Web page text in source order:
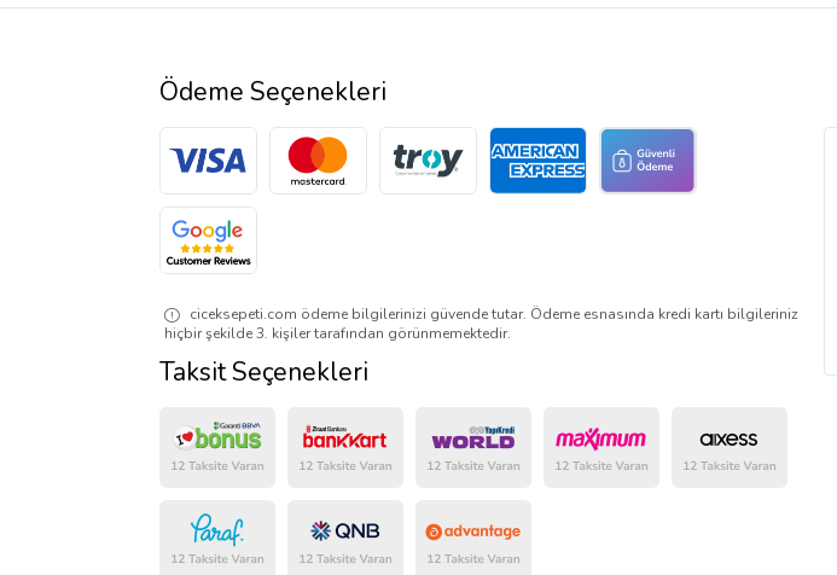
Ödeme Seçenekleri
ciceksepeti.com ödeme bilgilerinizi güvende tutar. Ödeme esnasında kredi kartı bilgileriniz
hiçbir şekilde 3. kişiler tarafından görünmemektedir.
Taksit Seçenekleri